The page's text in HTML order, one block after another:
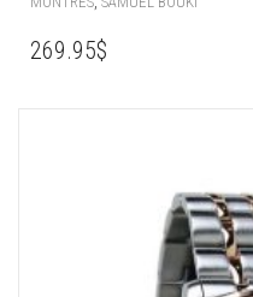
269.95$